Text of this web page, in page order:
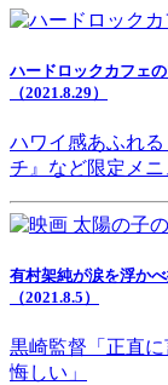
ハードロックカフェ
（2021.8.29）
ハワイ感あふれ
チ』など限定メニ
有村架純が涙を浮か
（2021.8.5）
黒崎監督「正直
悔しい」